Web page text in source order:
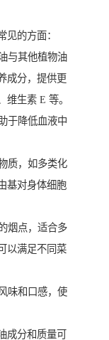
的方面：
与其他植物油
成分，提供更
生素 E 等。
于降低血液中
质，如多类化
基对身体细胞
烟点，适合多
以满足不同菜
味和口感，使
成分和质量可